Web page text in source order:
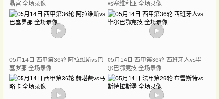
晶宫 全场录像
vs塞维利亚 全场录像
05月14日 西甲第36轮 阿拉维斯vs巴
塞罗那 全场录像
05月14日 西甲第36轮 西班牙人vs毕
尔巴鄂竞技 全场录像